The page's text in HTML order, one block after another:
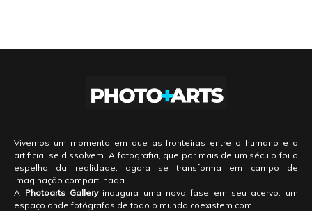
Vivemos um momento em que as fronteiras entre o humano e o
artificial se dissolvem. A fotografia, que por mais de um século foi o
espelho da realidade, agora se transforma em campo de
imaginação compartilhada.
A Photoarts Galleryinaugura uma nova fase em seu acervo: um
espaço onde fotógrafos de todo o mundo coexistem com